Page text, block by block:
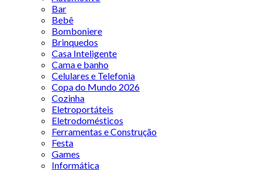
Bar
Bebê
Bomboniere
Brinquedos
Casa Inteligente
Cama e banho
Celulares e Telefonia
Copa do Mundo 2026
Cozinha
Eletroportáteis
Eletrodomésticos
Ferramentas e Construção
Festa
Games
Informática